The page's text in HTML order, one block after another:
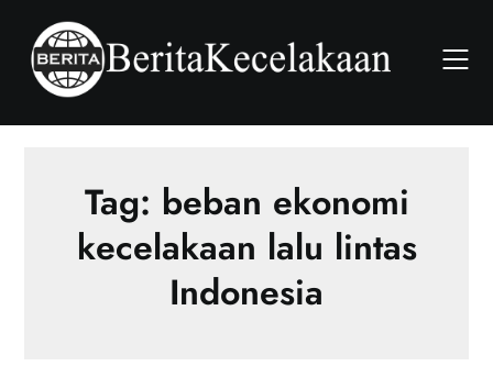
content
Tag: beban ekonomi
kecelakaan lalu lintas
Indonesia